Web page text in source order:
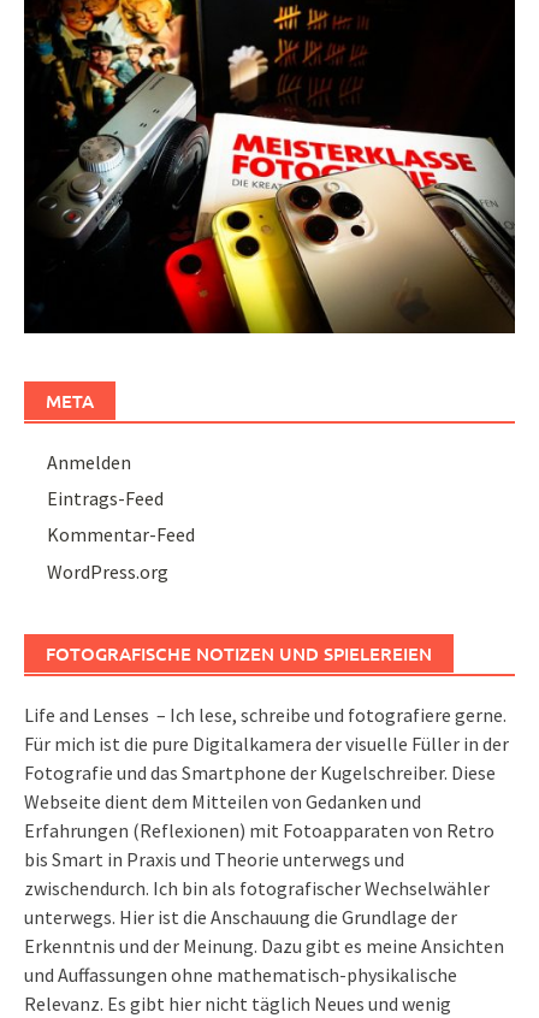
META
Anmelden
Eintrags-Feed
Kommentar-Feed
WordPress.org
FOTOGRAFISCHE NOTIZEN UND SPIELEREIEN
Life and Lenses – Ich lese, schreibe und fotografiere gerne.
Für mich ist die pure Digitalkamera der visuelle Füller in der
Fotografie und das Smartphone der Kugelschreiber. Diese
Webseite dient dem Mitteilen von Gedanken und
Erfahrungen (Reflexionen) mit Fotoapparaten von Retro
bis Smart in Praxis und Theorie unterwegs und
zwischendurch. Ich bin als fotografischer Wechselwähler
unterwegs. Hier ist die Anschauung die Grundlage der
Erkenntnis und der Meinung. Dazu gibt es meine Ansichten
und Auffassungen ohne mathematisch-physikalische
Relevanz. Es gibt hier nicht täglich Neues und wenig